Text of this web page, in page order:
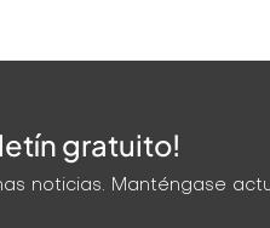
gratuito!
noticias. Manténgase